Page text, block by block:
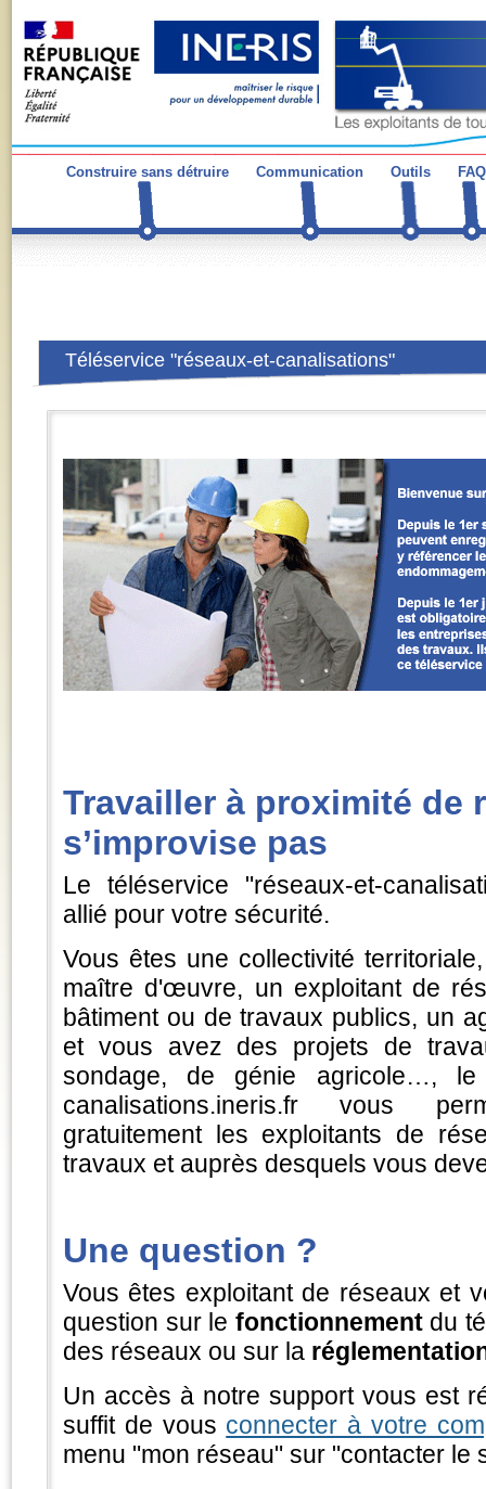
Construire sans détruire Communication Outils FAQ
Téléservice "réseaux-et-canalisations"
Travailler à proximité de
s’improvise pas
Le téléservice "réseaux-et-
allié pour votre sécurité.
Vous êtes une collectivité
maître d'œuvre, un exploitant de
bâtiment ou de travaux publics, un
et vous avez des projets de
sondage, de génie agricole…, le
canalisations.ineris.fr vous
gratuitement les exploitants de
travaux et auprès desquels vous
Une question ?
Vous êtes exploitant de réseaux et
question sur le fonctionnement du
des réseaux ou sur la
Un accès à notre support vous est
suffit de vous connecter à votre
menu "mon réseau" sur "contacter le